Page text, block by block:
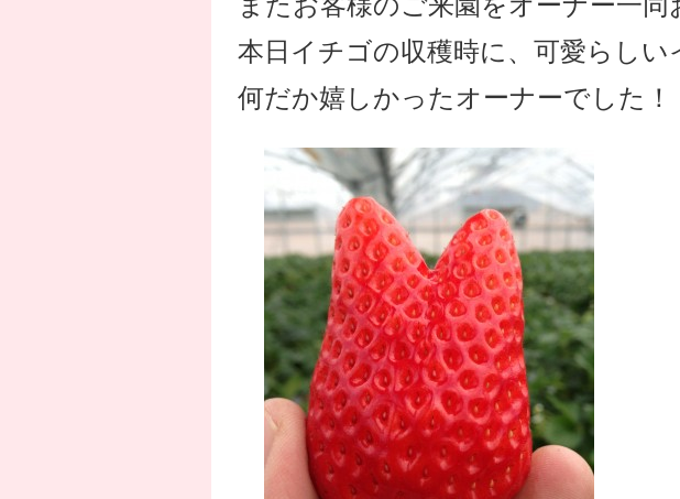
本日イチゴの収穫時に、可愛らしい
何だか嬉しかったオーナーでした！